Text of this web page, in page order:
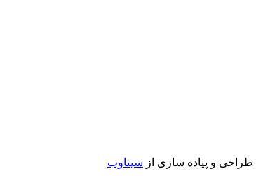
طراحی و پیاده سازی از سیناوب